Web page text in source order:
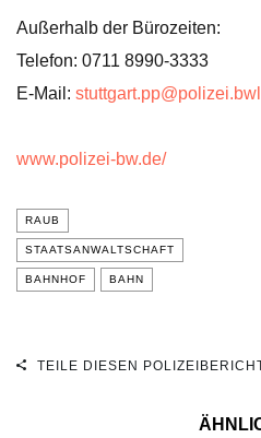
Außerhalb der Bürozeiten:
Telefon: 0711 8990-3333
E-Mail:
www.polizei-bw.de/
RAUB
STAATSANWALTSCHAFT
BAHNHOF BAHN
TEILE DIESEN